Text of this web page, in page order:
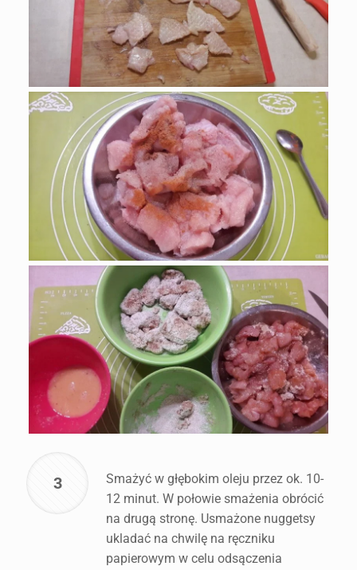
3
Smażyć w głębokim oleju przez ok. 10-
12 minut. W połowie smażenia obrócić
na drugą stronę. Usmażone nuggetsy
ukladać na chwilę na ręczniku
papierowym w celu odsączenia